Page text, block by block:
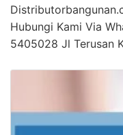
Hubungi Kami Via
5405028 Jl Terusan